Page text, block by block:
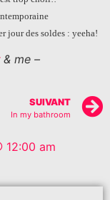
jour des soldes : yeeha!
& me –
SUIVANT
In my bathroom
12:00 am